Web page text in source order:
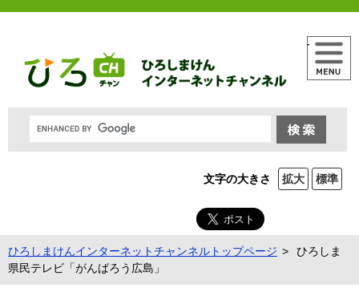
文字の大きさ 拡大 標準
メニュー
ひろしまけんインターネットチャンネルトップページ
ひろしま
県民テレビ「がんばろう広島」